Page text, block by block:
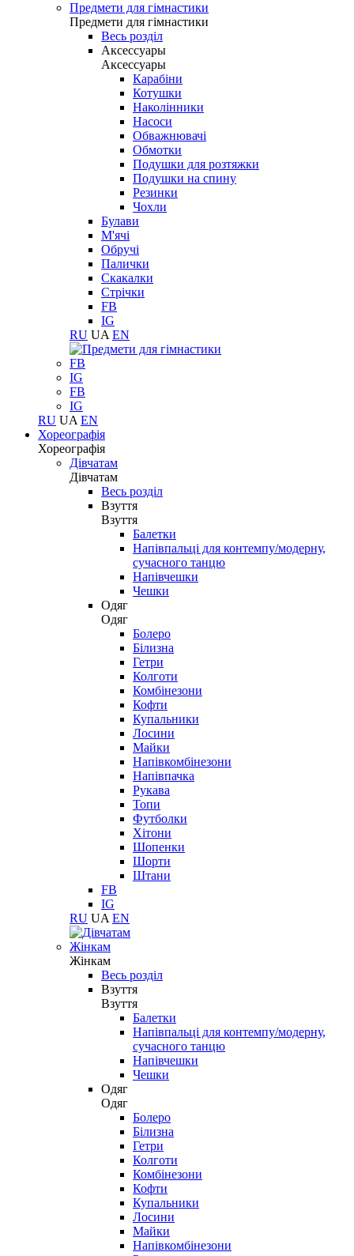
Предмети для гімнастики
Предмети для гімнастики
Весь розділ
Аксессуары
Аксессуары
Карабіни
Котушки
Наколінники
Насоси
Обважнювачі
Обмотки
Подушки для розтяжки
Подушки на спину
Резинки
Чохли
Булави
М'ячі
Обручі
Палички
Скакалки
Стрічки
FB
IG
RU UA EN
FB
IG
FB
IG
RU UA EN
Хореографія
Хореографія
Дівчатам
Дівчатам
Весь розділ
Взуття
Взуття
Балетки
Напівпальці для контемпу/модерну,
сучасного танцю
Напівчешки
Чешки
Одяг
Одяг
Болеро
Білизна
Гетри
Колготи
Комбінезони
Кофти
Купальники
Лосини
Майки
Напівкомбінезони
Напівпачка
Рукава
Топи
Футболки
Хітони
Шопенки
Шорти
Штани
FB
IG
RU UA EN
Жінкам
Жінкам
Весь розділ
Взуття
Взуття
Балетки
Напівпальці для контемпу/модерну,
сучасного танцю
Напівчешки
Чешки
Одяг
Одяг
Болеро
Білизна
Гетри
Колготи
Комбінезони
Кофти
Купальники
Лосини
Майки
Напівкомбінезони